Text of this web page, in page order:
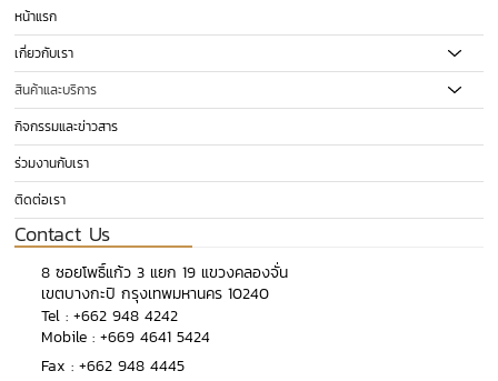
หน้าแรก
เกี่ยวกับเรา
สินค้าและบริการ
กิจกรรมและข่าวสาร
ร่วมงานกับเรา
ติดต่อเรา
Fax : +662 948 4445
​8 ซอยโพธิ์แก้ว 3 แยก 19 แขวงคลองจั่น
เขตบางกะปิ กรุงเทพมหานคร 10240
​Tel :+662 948 4242
Mobile :+669 4641 5424
Contact Us